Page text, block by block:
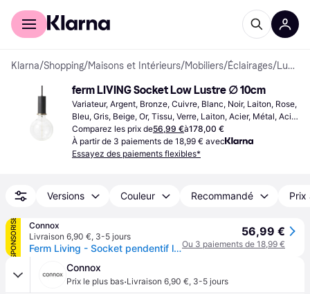
Acheter avec Klarna
Klarna/Shopping/Maisons et Intérieurs/Mobiliers/Éclairages/ Lustres
ferm LIVING Socket Low Lustre ∅ 10cm
Variateur, Argent, Bronze, Cuivre, Blanc, Noir, Laiton, Rose,
Bleu, Gris, Beige, Or, Tissu, Verre, Laiton, Acier, Métal, Acier
inoxydable, Fer, Classe IP: IP20, Douille de Lampe: E27
Comparez les prix de56,99 €à178,00 €
À partir de 3 paiements de 18,99 € avec
Essayez des paiements flexibles*
Versions Couleur Recommandé Prix
SPONSORISÉ
Connox
Livraison 6,90 €, 3-5 jours
Ferm Living - Socket pendentif low, gris clair - Gris
56,99 €
Ou 3 paiements de 18,99 €
Connox
Prix le plus bas·Livraison 6,90 €, 3-5 jours